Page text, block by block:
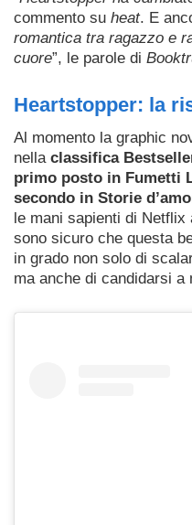
commento su heat. E
romantica tra ragazzo e
cuore”, le parole di
Heartstopper: la
Al momento la graphic
nella classifica
primo posto in Fumetti
secondo in Storie
le mani sapienti di
sono sicuro che questa
in grado non solo di
ma anche di candidarsi a